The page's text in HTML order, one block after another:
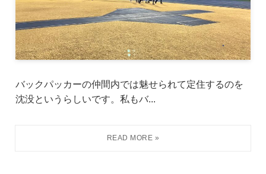
バックパッカーの仲間内では魅せられて定住するのを
沈没というらしいです。私もバ...